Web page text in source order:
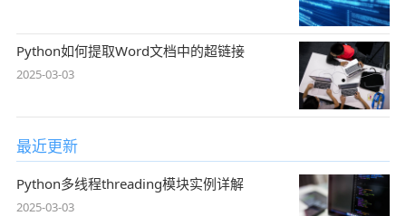
Python如何提取Word文档中的超链接
2025-03-03
最近更新
Python多线程threading模块实例详解
2025-03-03